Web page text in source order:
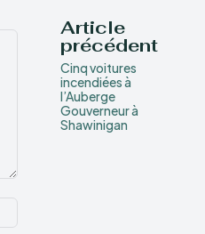
:*
Article
précédent
Cinq voitures
incendiées à
l’Auberge
Gouverneur à
Shawinigan